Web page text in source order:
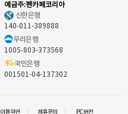
예금주:펜카페코리아
신한은행
140-011-389888
우리은행
1005-803-373568
국민은행
001501-04-137302
이용약관 제휴문의 PC버전